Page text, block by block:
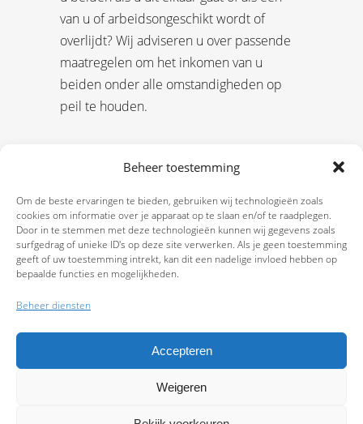
Beheer toestemming
Om de beste ervaringen te bieden, gebruiken wij technologieën zoals
cookies om informatie over je apparaat op te slaan en/of te raadplegen.
Door in te stemmen met deze technologieën kunnen wij gegevens zoals
surfgedrag of unieke ID's op deze site verwerken. Als je geen toestemming
geeft of uw toestemming intrekt, kan dit een nadelige invloed hebben op
bepaalde functies en mogelijkheden.
Beheer diensten
Accepteren
Weigeren
van u of arbeidsongeschikt wordt of
overlijdt? Wij adviseren u over passende
maatregelen om het inkomen van u
beiden onder alle omstandigheden op
peil te houden.